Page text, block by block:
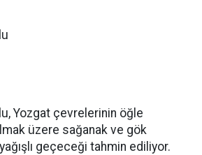
Yozgat çevrelerinin öğle
üzere sağanak ve gök
geçeceği tahmin ediliyor.